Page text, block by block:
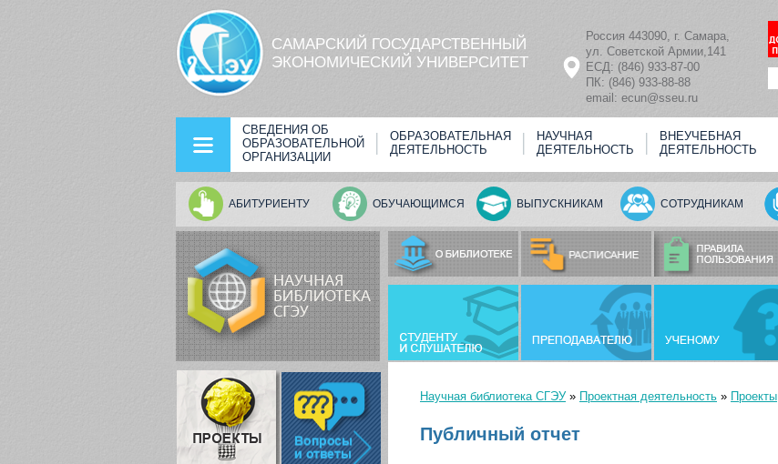
САМАРСКИЙ ГОСУДАРСТВЕННЫЙ
ЭКОНОМИЧЕСКИЙ УНИВЕРСИТЕТ
Россия 443090, г. Самара,
ул. Советской Армии,141
ЕСД: (846) 933-87-00
ПК: (846) 933-88-88
email: ecun@sseu.ru
СВЕДЕНИЯ ОБ
ОБРАЗОВАТЕЛЬНОЙ
ОРГАНИЗАЦИИ
ОБРАЗОВАТЕЛЬНАЯ
ДЕЯТЕЛЬНОСТЬ
НАУЧНАЯ
ДЕЯТЕЛЬНОСТЬ
ВНЕУЧЕБНАЯ
ДЕЯТЕЛЬНОСТЬ
СОТРУДНИКАМ
ВЫПУСКНИКАМ
ОБУЧАЮЩИМСЯ
АБИТУРИЕНТУ
Научная библиотека СГЭУ» Проектная деятельность » Проекты
Публичный отчет